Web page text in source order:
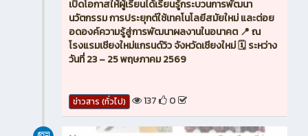
เปิดโอกาสให้ผู้เรียนได้เรียนรู้กระบวนการพัฒนา
นวัตกรรม การประยุกต์ใช้เทคโนโลยีสมัยใหม่ และต่อย
อดองค์ความรู้สู่การพัฒนาผลงานในอนาคต 📍 ณ
โรงแรมเชียงใหม่แกรนด์วิว จังหวัดเชียงใหม่ 🗓️ ระหว่าง
วันที่ 23 – 25 พฤษภาคม 2569
ข่าวสาร (ทั่วไป) 137 0